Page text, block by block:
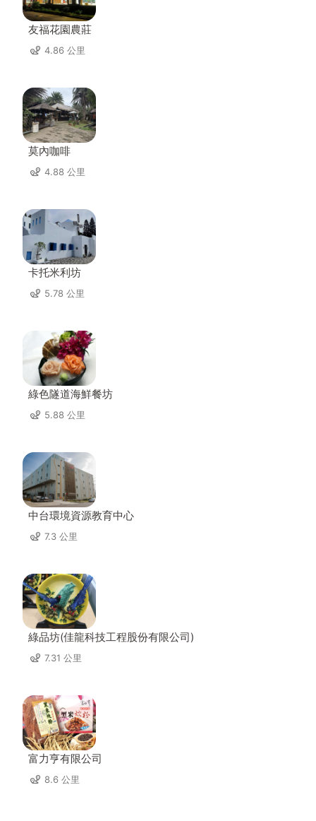
友福花園農莊
4.86 公里
莫內咖啡
4.88 公里
卡托米利坊
5.78 公里
綠色隧道海鮮餐坊
5.88 公里
中台環境資源教育中心
7.3 公里
綠品坊(佳龍科技工程股份有限公司)
7.31 公里
富力亨有限公司
8.6 公里